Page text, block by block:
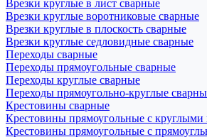
Врезки круглые в лист сварные
Врезки круглые воротниковые сварные
Врезки круглые в плоскость сварные
Врезки круглые седловидные сварные
Переходы сварные
Переходы прямоугольные сварные
Переходы круглые сварные
Переходы прямоугольно-круглые
Крестовины сварные
Крестовины прямоугольные с круглыми
Крестовины прямоугольные с